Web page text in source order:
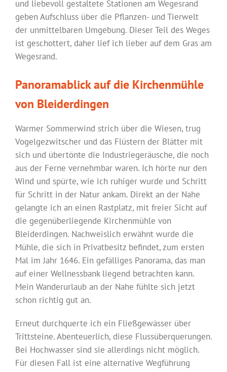
und liebevoll gestaltete Stationen am Wegesrand
geben Aufschluss über die Pflanzen- und Tierwelt
der unmittelbaren Umgebung. Dieser Teil des Weges
ist geschottert, daher lief ich lieber auf dem Gras am
Wegesrand.
Panoramablick auf die Kirchenmühle
von Bleiderdingen
Warmer Sommerwind strich über die Wiesen, trug
Vogelgezwitscher und das Flüstern der Blätter mit
sich und übertönte die Industriegeräusche, die noch
aus der Ferne vernehmbar waren. Ich hörte nur den
Wind und spürte, wie ich ruhiger wurde und Schritt
für Schritt in der Natur ankam. Direkt an der Nahe
gelangte ich an einen Rastplatz, mit freier Sicht auf
die gegenüberliegende Kirchenmühle von
Bleiderdingen. Nachweislich erwähnt wurde die
Mühle, die sich in Privatbesitz befindet, zum ersten
Mal im Jahr 1646. Ein gefälliges Panorama, das man
auf einer Wellnessbank liegend betrachten kann.
Mein Wanderurlaub an der Nahe fühlte sich jetzt
schon richtig gut an.
Erneut durchquerte ich ein Fließgewässer über
Trittsteine. Abenteuerlich, diese Flussüberquerungen.
Bei Hochwasser sind sie allerdings nicht möglich.
Für diesen Fall ist eine alternative Wegführung